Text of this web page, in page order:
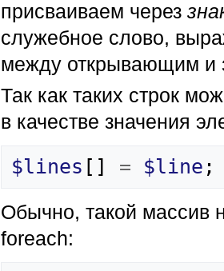
присваиваем через
служебное слово,
между открывающим и
Так как таких строк
в качестве значения
$lines [] = $line ;
Обычно, такой массив
foreach: